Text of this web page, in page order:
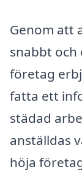
Genom att
snabbt och
företag
fatta ett
städad
anställdas
höja